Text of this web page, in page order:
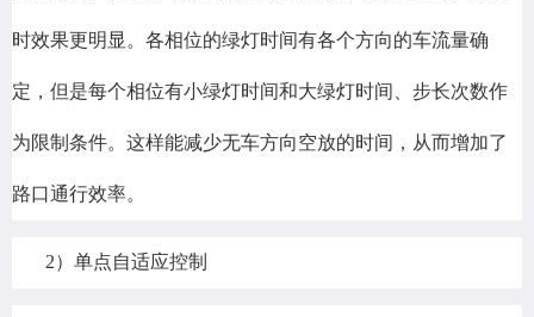
时效果更明显。各相位的绿灯时间有各个方向的车流量确
定，但是每个相位有小绿灯时间和大绿灯时间、步长次数作
为限制条件。这样能减少无车方向空放的时间，从而增加了
路口通行效率。
2）单点自适应控制